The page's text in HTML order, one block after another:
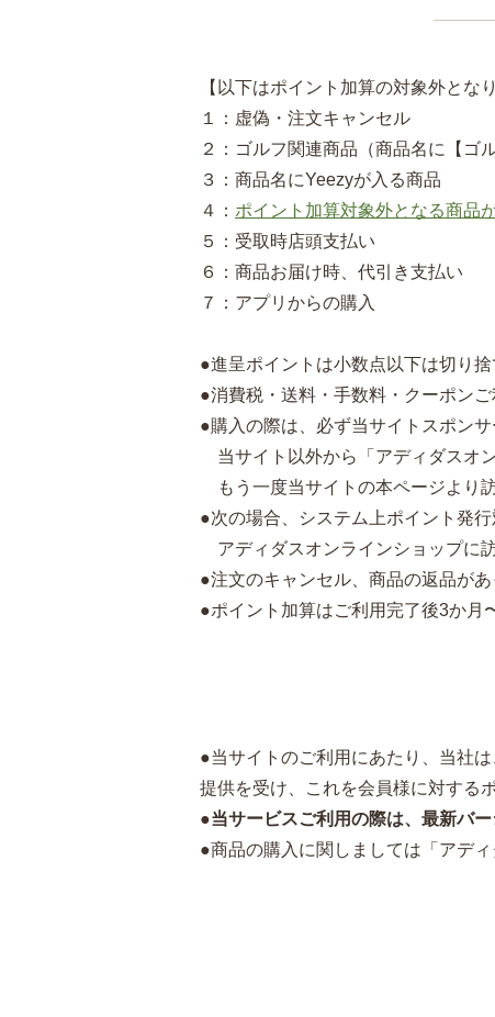
【以下はポイント加算の対象外とな
１：虚偽・注文キャンセル
２：ゴルフ関連商品（商品名に【ゴ
３：商品名にYeezyが入る商品
４： ポイント加算対象外となる商品
５：受取時店頭支払い
６：商品お届け時、代引き支払い
７：アプリからの購入
●進呈ポイントは小数点以下は切り捨
●消費税・送料・手数料・クーポン
●購入の際は、必ず当サイトスポン
当サイト以外から「アディダスオ
もう一度当サイトの本ページより
●次の場合、システム上ポイント発
アディダスオンラインショップに
●注文のキャンセル、商品の返品が
●ポイント加算はご利用完了後3か月
●当サイトのご利用にあたり、当社
提供を受け、これを会員様に対する
●当サービスご利用の際は、最新バ
●商品の購入に関しましては「アデ